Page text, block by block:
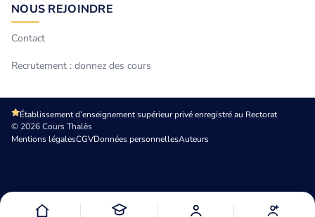
NOUS REJOINDRE
Contact
Recrutement : donnez des cours
Établissement d’enseignement supérieur privé enregistré au Rectorat
© 2026 Cours Thalès
Mentions légalesCGVDonnées personnellesAuteurs